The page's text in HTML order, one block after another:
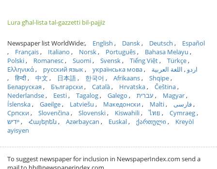
Lura għal-lista tal-gazzetti bil-pajjiż
Newspaper list WorldWide: English Dansk Deutsch
Español
Français
Italiano Norsk Português
Bahasa Melayu
Polski
Romanesc Suomi Svensk Tiếng Việt
Türkçe
Ελληνικά
русский язык українська мова اردو
اللغة العربية
हिन्दी
中文 日本語 한국어 Afrikaans
Shqipe
Беларуская
Български Català Hrvatska
Čeština
Nederlandse
Eesti Tagalog Galego עברית
Magyar
Íslenska
Gaeilge Latviešu Македонски Malti
فارسی
Српски
Slovenčina Slovenski Kiswahili ไทย
Cymraeg
ייִדיש
Հայերեն Azərbaycan Euskal ქართული
Kreyòl
ayisyen
To suggest newspaper for inclusion in NewspaperIndex.com send a